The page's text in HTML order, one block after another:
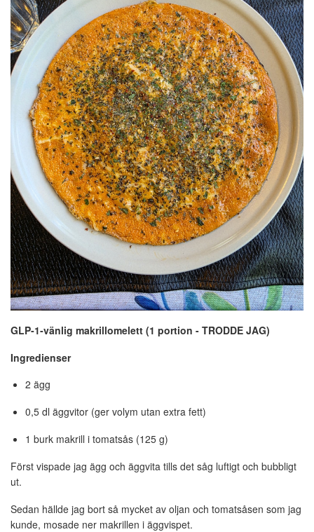
GLP‑1‑vänlig makrillomelett (1 portion - TRODDE JAG)
Ingredienser
2 ägg
0,5 dl äggvitor (ger volym utan extra fett)
1 burk makrill i tomatsås (125 g)
Först vispade jag ägg och äggvita tills det såg luftigt och bubbligt
ut.
Sedan hällde jag bort så mycket av oljan och tomatsåsen som jag
kunde, mosade ner makrillen i äggvispet.